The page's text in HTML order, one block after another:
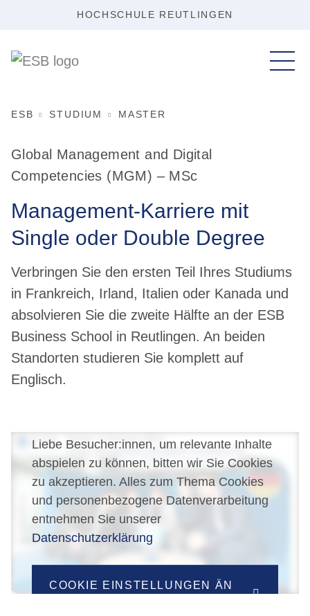
HOCHSCHULE REUTLINGEN
ESB STUDIUM MASTER
Global Management and Digital
Competencies (MGM) – MSc
Management-Karriere mit
Single oder Double Degree
Verbringen Sie den ersten Teil Ihres Studiums
in Frankreich, Irland, Italien oder Kanada und
absolvieren Sie die zweite Hälfte an der ESB
Business School in Reutlingen. An beiden
Standorten studieren Sie komplett auf
Englisch.
Liebe Besucher:innen, um relevante Inhalte
abspielen zu können, bitten wir Sie Cookies
zu akzeptieren. Alles zum Thema Cookies
und personenbezogene Datenverarbeitung
entnehmen Sie unserer
Datenschutzerklärung
COOKIE EINSTELLUNGEN ÄN